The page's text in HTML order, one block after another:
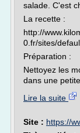
salade. C'est
La recette :
http://
0.fr/sites/
Préparation :
Nettoyez les
dans une
Lire la suite
Site : https://